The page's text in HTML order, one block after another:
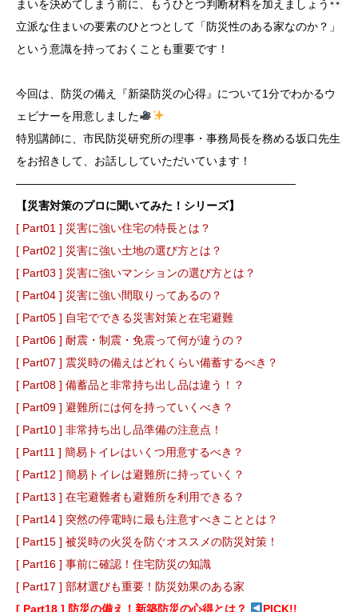
まいを決めてしまう前に、もうひとつ判断材料を加えましょう
立派な住まいの要素のひとつとして「防災性のある家なのか？」
という意識を持っておくことも重要です！
今回は、防災の備え『新築防災の心得』について1分でわかるウ
ェビナーを用意しました
特別講師に、市民防災研究所の理事・事務局長を務める坂口先生
をお招きして、お話ししていただいています！
―――――――――――――――――――――――――
【災害対策のプロに聞いてみた！シリーズ】
[ Part01 ] 災害に強い住宅の特長とは？
[ Part02 ] 災害に強い土地の選び方とは？
[ Part03 ] 災害に強いマンションの選び方とは？
[ Part04 ] 災害に強い間取りってあるの？
[ Part05 ] 自宅でできる災害対策と在宅避難
[ Part06 ] 耐震・制震・免震って何が違うの？
[ Part07 ] 震災時の備えはどれくらい備蓄するべき？
[ Part08 ] 備蓄品と非常持ち出し品は違う！？
[ Part09 ] 避難所には何を持っていくべき？
[ Part10 ] 非常持ち出し品準備の注意点！
[ Part11 ] 簡易トイレはいくつ用意するべき？
[ Part12 ] 簡易トイレは避難所に持っていく？
[ Part13 ] 在宅避難者も避難所を利用できる？
[ Part14 ] 突然の停電時に最も注意すべきこととは？
[ Part15 ] 被災時の火災を防ぐオススメの防災対策！
[ Part16 ] 事前に確認！住宅防災の知識
[ Part17 ] 部材選びも重要！防災効果のある家
[ Part18 ] 防災の備え！新築防災の心得とは？
PICK!!